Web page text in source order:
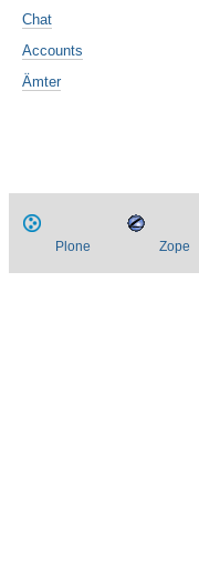
Chat
Accounts
Ämter
Plone Zope